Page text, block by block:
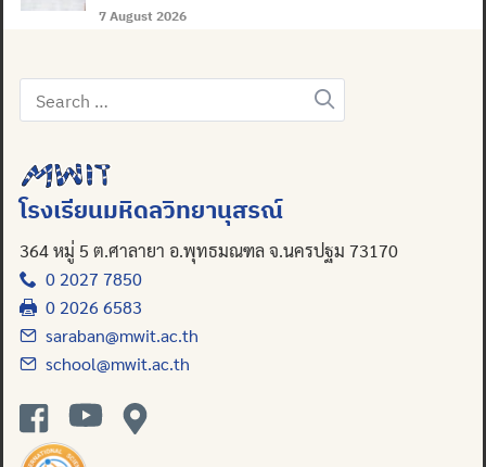
7 August 2026
Search
for:
โรงเรียนมหิดลวิทยานุสรณ์
364 หมู่ 5 ต.ศาลายา อ.พุทธมณฑล จ.นครปฐม 73170
0 2027 7850
0 2026 6583
saraban@mwit.ac.th
school@mwit.ac.th